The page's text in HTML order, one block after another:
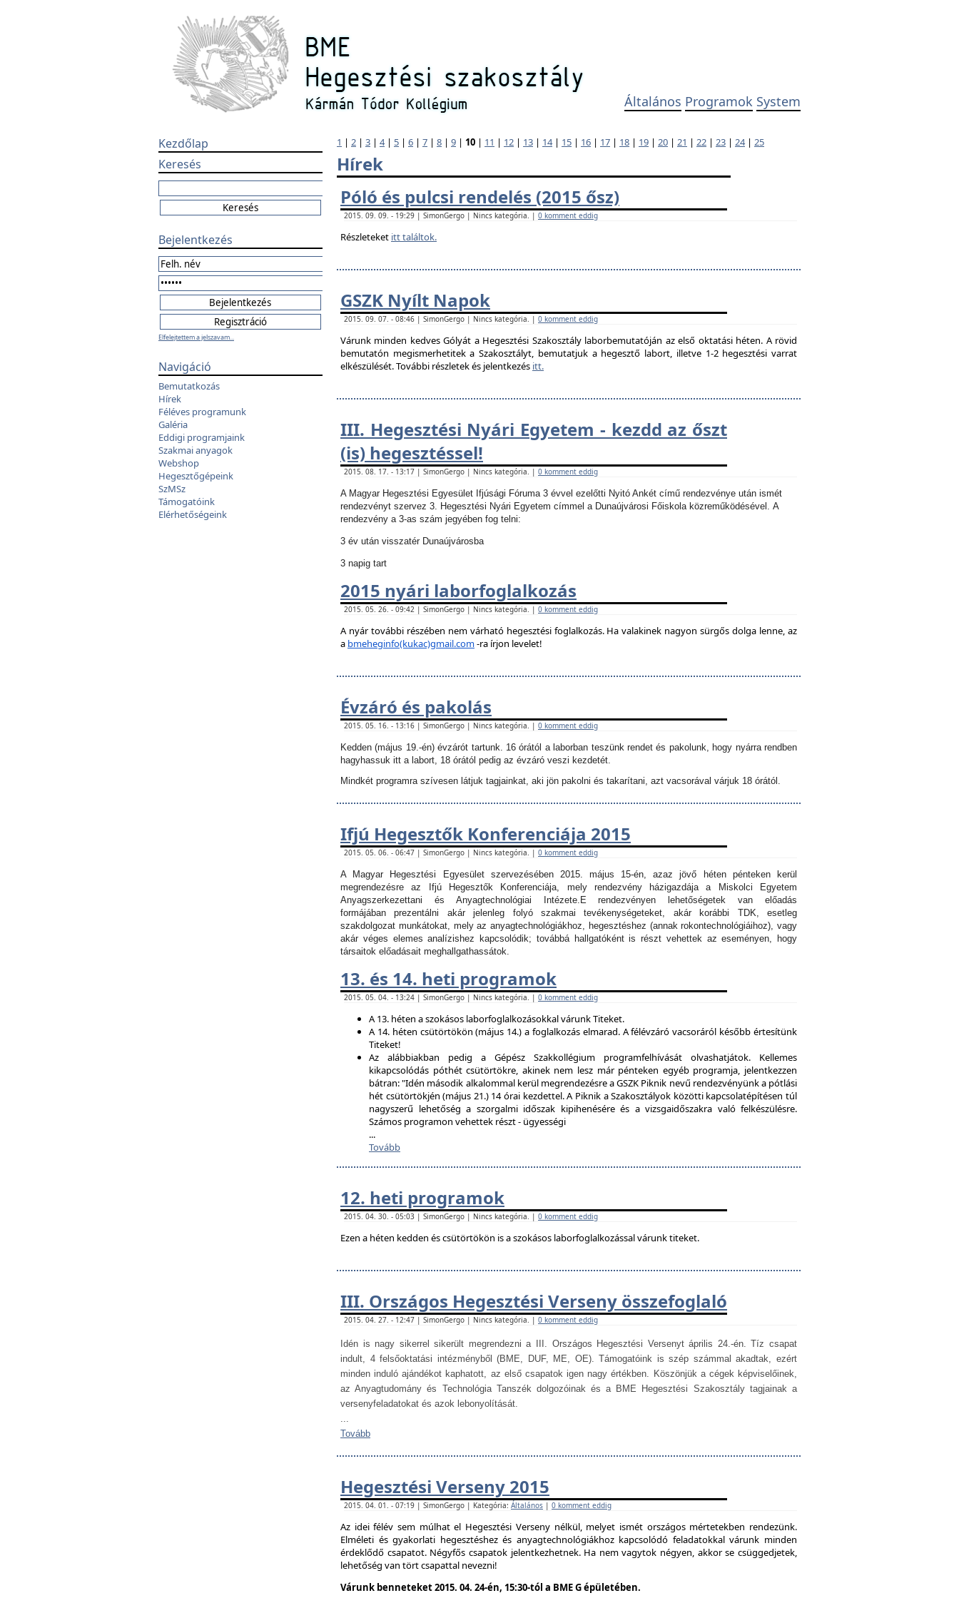
Általános Programok System
Kezdőlap
Keresés
Bejelentkezés
Elfelejtettem a jelszavam...
Navigáció
Bemutatkozás
Hírek
Féléves programunk
Galéria
Eddigi programjaink
Szakmai anyagok
Webshop
Hegesztőgépeink
SzMSz
Támogatóink
Elérhetőségeink
1 | 2 | 3 | 4| 5 | 6 | 7 | 8 | 9 | 10 | 11 | 12 | 13 | 14| 15 | 16 | 17 | 18 | 19 | 20 | 21 | 22 | 23 | 24| 25
Hírek
Póló és pulcsi rendelés (2015 ősz)
2015. 09. 09. - 19:29 | SimonGergo | Nincs kategória. | 0 komment eddig
Részleteket itt találtok.
GSZK Nyílt Napok
2015. 09. 07. - 08:46 | SimonGergo | Nincs kategória. | 0 komment eddig
Várunk minden kedves Gólyát a Hegesztési Szakosztály laborbemutatóján az első oktatási héten. A rövid
bemutatón megismerhetitek a Szakosztályt, bemutatjuk a hegesztő labort, illetve 1-2 hegesztési varrat
elkészülését. További részletek és jelentkezés itt.
III. Hegesztési Nyári Egyetem - kezdd az őszt
(is) hegesztéssel!
2015. 08. 17. - 13:17 | SimonGergo | Nincs kategória. | 0 komment eddig
A Magyar Hegesztési Egyesület Ifjúsági Fóruma 3 évvel ezelőtti Nyitó Ankét című rendezvénye után ismét
rendezvényt szervez 3. Hegesztési Nyári Egyetem címmel a Dunaújvárosi Főiskola közreműködésével. A
rendezvény a 3-as szám jegyében fog telni:
3 év után visszatér Dunaújvárosba
3 napig tart
2015 nyári laborfoglalkozás
2015. 05. 26. - 09:42 | SimonGergo | Nincs kategória. | 0 komment eddig
A nyár további részében nem várható hegesztési foglalkozás. Ha valakinek nagyon sürgős dolga lenne, az
a bmeheginfo(kukac)gmail.com-ra írjon levelet!
Évzáró és pakolás
2015. 05. 16. - 13:16 | SimonGergo | Nincs kategória. | 0 komment eddig
Kedden (május 19.-én) évzárót tartunk. 16 órától a laborban teszünk rendet és pakolunk, hogy nyárra rendben
hagyhassuk itt a labort, 18 órától pedig az évzáró veszi kezdetét.
Mindkét programra szívesen látjuk tagjainkat, aki jön pakolni és takarítani, azt vacsorával várjuk 18 órától.
Ifjú Hegesztők Konferenciája 2015
2015. 05. 06. - 06:47 | SimonGergo | Nincs kategória. | 0 komment eddig
A Magyar Hegesztési Egyesület szervezésében 2015. május 15-én, azaz jövő héten pénteken kerül
megrendezésre az Ifjú Hegesztők Konferenciája, mely rendezvény házigazdája a Miskolci Egyetem
Anyagszerkezettani és Anyagtechnológiai Intézete. E rendezvényen lehetőségetek van előadás
formájában prezentálni akár jelenleg folyó szakmai tevékenységeteket, akár korábbi TDK, esetleg
szakdolgozat munkátokat, mely az anyagtechnológiákhoz, hegesztéshez (annak rokontechnológiáihoz), vagy
akár véges elemes analízishez kapcsolódik; továbbá hallgatóként is részt vehettek az eseményen, hogy
társaitok előadásait meghallgathassátok.
13. és 14. heti programok
2015. 05. 04. - 13:24 | SimonGergo | Nincs kategória. | 0 komment eddig
A 13. héten a szokásos laborfoglalkozásokkal várunk Titeket.
A 14. héten csütörtökön (május 14.) a foglalkozás elmarad. A félévzáró vacsoráról később értesítünk
Titeket!
Az alábbiakban pedig a Gépész Szakkollégium programfelhívását olvashatjátok. Kellemes
kikapcsolódás póthét csütörtökre, akinek nem lesz már pénteken egyéb programja, jelentkezzen
bátran: "Idén második alkalommal kerül megrendezésre a GSZK Piknik nevű rendezvényünk a pótlási
hét csütörtökjén (május 21.) 14 órai kezdettel. A Piknik a Szakosztályok közötti kapcsolatépítésen túl
nagyszerű lehetőség a szorgalmi időszak kipihenésére és a vizsgaidőszakra való felkészülésre.
Számos programon vehettek részt - ügyességi
...
Tovább
12. heti programok
2015. 04. 30. - 05:03 | SimonGergo | Nincs kategória. | 0 komment eddig
Ezen a héten kedden és csütörtökön is a szokásos laborfoglalkozással várunk titeket.
III. Országos Hegesztési Verseny összefoglaló
2015. 04. 27. - 12:47 | SimonGergo | Nincs kategória. | 0 komment eddig
Idén is nagy sikerrel sikerült megrendezni a III. Országos Hegesztési Versenyt április 24.-én. Tíz csapat
indult, 4 felsőoktatási intézményből (BME, DUF, ME, OE). Támogatóink is szép számmal akadtak, ezért
minden induló ajándékot kaphatott, az első csapatok igen nagy értékben. Köszönjük a cégek képviselőinek,
az Anyagtudomány és Technológia Tanszék dolgozóinak és a BME Hegesztési Szakosztály tagjainak a
versenyfeladatokat és azok lebonyolítását.
...
Tovább
Hegesztési Verseny 2015
2015. 04. 01. - 07:19 | SimonGergo | Kategória: Általános | 0 komment eddig
Az idei félév sem múlhat el Hegesztési Verseny nélkül, melyet ismét országos mértetekben rendezünk.
Elméleti és gyakorlati hegesztéshez és anyagtechnológiákhoz kapcsolódó feladatokkal várunk minden
érdeklődő csapatot. Négyfős csapatok jelentkezhetnek. Ha nem vagytok négyen, akkor se csüggedjetek,
lehetőség van tört csapattal nevezni!
Várunk benneteket 2015. 04. 24-én, 15:30-tól a BME G épületében.